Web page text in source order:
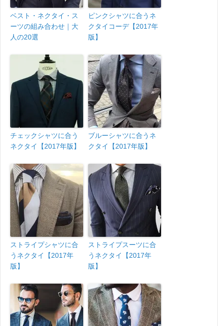
ベスト・ネクタイ・ス
ーツの組み合わせ｜大
人の20選
ピンクシャツに合うネ
クタイコーデ【2017年
版】
チェックシャツに合う
ネクタイ【2017年版】
ブルーシャツに合うネ
クタイ【2017年版】
ストライプシャツに合
うネクタイ【2017年
版】
ストライプスーツに合
うネクタイ【2017年
版】